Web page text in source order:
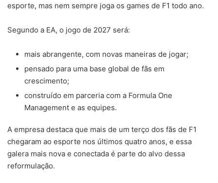
esporte, mas nem sempre joga os games de F1 todo ano.
Segundo a EA, o jogo de 2027 será:
mais abrangente, com novas maneiras de jogar;
pensado para uma base global de fãs em
crescimento;
construído em parceria com a Formula One
Management e as equipes.
A empresa destaca que mais de um terço dos fãs de F1
chegaram ao esporte nos últimos quatro anos, e essa
galera mais nova e conectada é parte do alvo dessa
reformulação.